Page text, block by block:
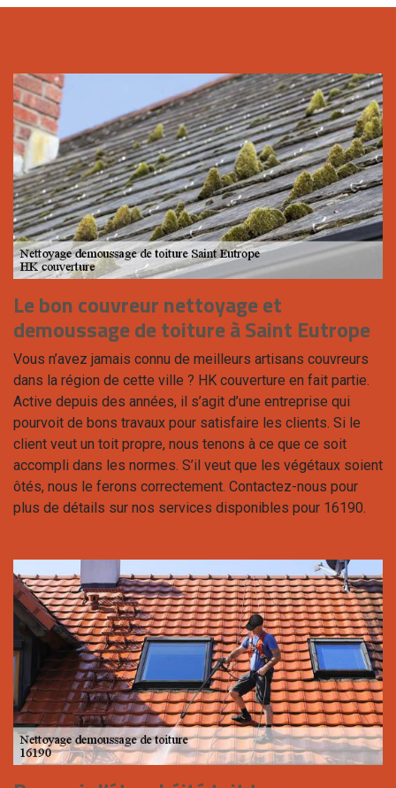
Le bon couvreur nettoyage et
demoussage de toiture à Saint Eutrope
Vous n’avez jamais connu de meilleurs artisans couvreurs
dans la région de cette ville ? HK couverture en fait partie.
Active depuis des années, il s’agit d’une entreprise qui
pourvoit de bons travaux pour satisfaire les clients. Si le
client veut un toit propre, nous tenons à ce que ce soit
accompli dans les normes. S’il veut que les végétaux soient
ôtés, nous le ferons correctement. Contactez-nous pour
plus de détails sur nos services disponibles pour 16190.